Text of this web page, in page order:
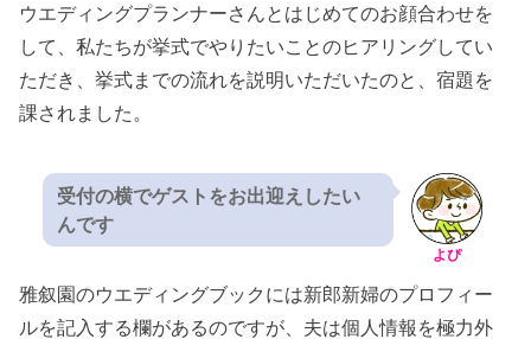
ウエディングプランナーさんとはじめてのお顔合わせを
して、私たちが挙式でやりたいことのヒアリングしてい
ただき、挙式までの流れを説明いただいたのと、宿題を
課されました。
よぴ
受付の横でゲストをお出迎えしたい
んです
雅叙園のウエディングブックには新郎新婦のプロフィー
ルを記入する欄があるのですが、夫は個人情報を極力外